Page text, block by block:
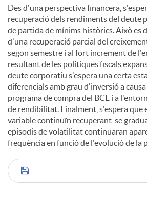
Des d'una perspectiva financera,
recuperació dels rendiments del deute
de partida de mínims històrics. Això es
d'una recuperació parcial del
segon semestre i al fort increment de
resultant de les polítiques fiscals
deute corporatiu s'espera una certa
diferencials amb grau d'inversió a
programa de compra del BCE i a
de rendibilitat. Finalment, s'espera que
variable continuïn recuperant-se
episodis de volatilitat continuaran
freqüència en funció de l'evolució de la
C